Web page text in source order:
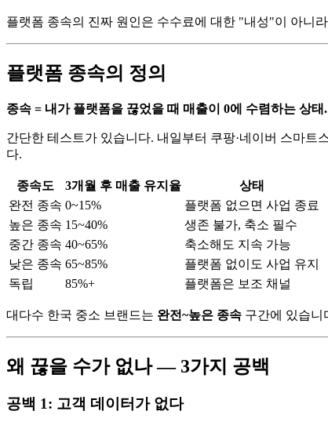
플랫폼 종속의 진짜 원인은 수수료에 대한 "내성"이 아니
플랫폼 종속의 정의
종속 = 내가 플랫폼을 끊었을 때 매출이 0에 수렴하는 상태.
간단한 테스트가 있습니다. 내일부터 쿠팡·네이버 스마트
다.
종속도 3개월 후 매출 유지율
상태
완전 종속 0~15%
플랫폼 없으면 사업 종료
높은 종속 15~40%
생존 불가, 축소 필수
중간 종속 40~65%
축소해도 지속 가능
낮은 종속 65~85%
플랫폼 없이도 사업 유지
독립
85%+ 플랫폼은 보조 채널
대다수 한국 중소 브랜드는 완전~높은 종속 구간에 있습니
왜 끊을 수가 없나 — 3가지 공백
공백 1: 고객 데이터가 없다